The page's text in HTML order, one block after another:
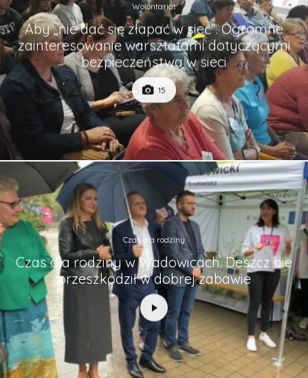
Wolontariat
Aby „nie dać się złapać w sieć”. Ogromne
zainteresowanie warsztatami dotyczącymi
bezpieczeństwa w sieci
15
Czas dla rodziny
Czas dla rodziny w Wadowicach. Deszcz nie
przeszkodził w dobrej zabawie